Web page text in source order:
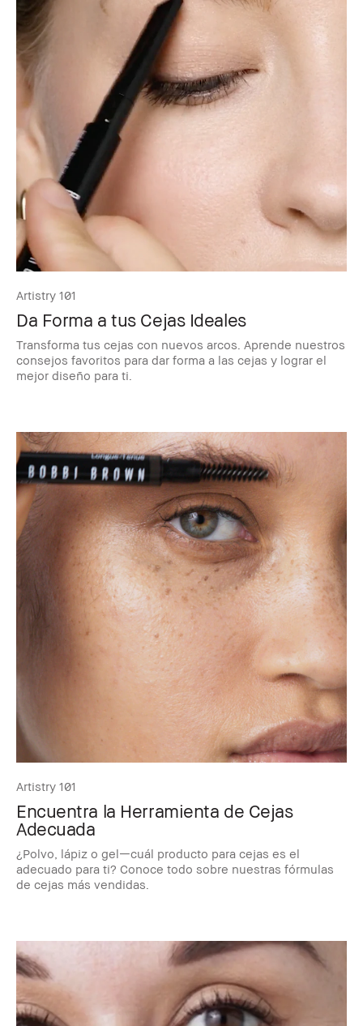
Artistry 101
Da Forma a tus Cejas Ideales
Transforma tus cejas con nuevos arcos. Aprende nuestros
consejos favoritos para dar forma a las cejas y lograr el
mejor diseño para ti.
Artistry 101
Encuentra la Herramienta de Cejas
Adecuada
¿Polvo, lápiz o gel—cuál producto para cejas es el
adecuado para ti? Conoce todo sobre nuestras fórmulas
de cejas más vendidas.